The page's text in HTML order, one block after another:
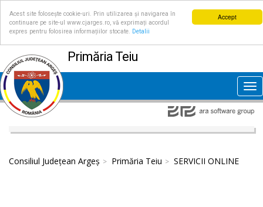
Accept
Acest site folosește cookie-uri. Prin utilizarea și navigarea în
continuare pe site-ul www.cjarges.ro, vă exprimați acordul
expres pentru folosirea informațiilor stocate.
Detalii
Primăria Teiu
Consiliul Județean Argeș Primăria Teiu SERVICII ONLINE